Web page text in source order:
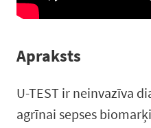
Apraksts
U-TEST ir neinvazīva
agrīnai sepses